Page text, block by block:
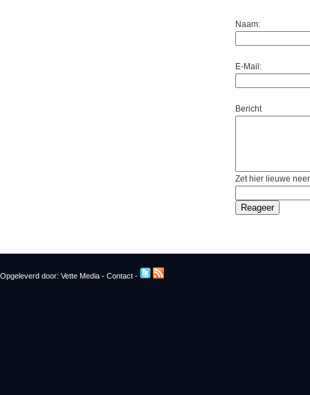
Naam:
E-Mail:
Bericht
Zet hier lieuwe
Opgeleverd door: Vette Media - Contact -